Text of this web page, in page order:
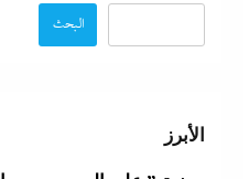
البحث
الأبرز
اتهامات مخابراتية